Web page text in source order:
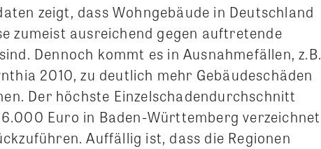
zeigt, dass Wohngebäude in Deutschland
zumeist ausreichend gegen auftretende
Dennoch kommt es in Ausnahmefällen, z.B.
2010, zu deutlich mehr Gebäudeschäden
Der höchste Einzelschadendurchschnitt
Euro in Baden-Württemberg verzeichnet
Auffällig ist, dass die Regionen